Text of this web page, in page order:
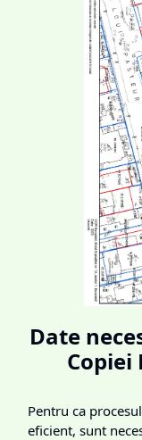
Date
Copiei
Pentru ca
eficient, sunt